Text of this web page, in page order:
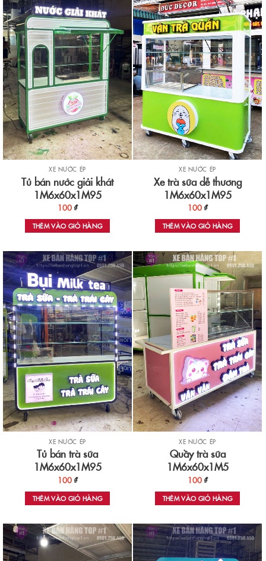
XE NƯỚC ÉP
Tủ bán nước giải khát
1M6x60x1M95
100 ₫
THÊM VÀO GIỎ HÀNG
XE NƯỚC ÉP
Xe trà sữa dễ thương
1M6x60x1M95
100 ₫
THÊM VÀO GIỎ HÀNG
XE NƯỚC ÉP
Tủ bán trà sữa
1M6x60x1M95
100 ₫
THÊM VÀO GIỎ HÀNG
XE NƯỚC ÉP
Quầy trà sữa
1M6x60x1M5
100 ₫
THÊM VÀO GIỎ HÀNG